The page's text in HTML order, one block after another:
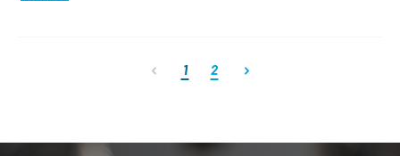
Página
1 Página
2